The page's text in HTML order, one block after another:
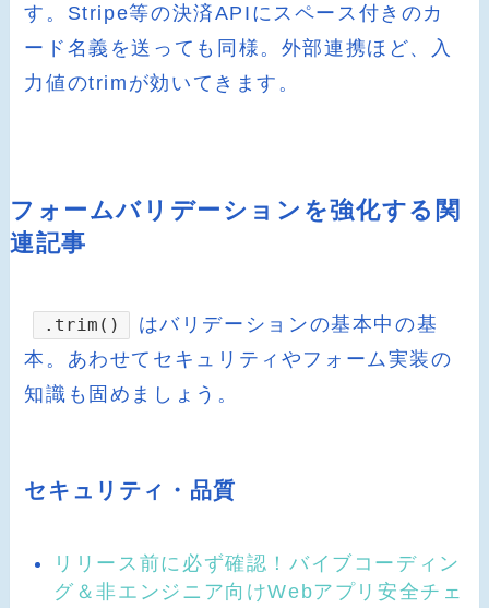
す。Stripe等の決済APIにスペース付きのカ
ード名義を送っても同様。外部連携ほど、入
力値のtrimが効いてきます。
フォームバリデーションを強化する関
連記事
.trim()
はバリデーションの基本中の基
本。あわせてセキュリティやフォーム実装の
知識も固めましょう。
セキュリティ・品質
リリース前に必ず確認！バイブコーディン
グ＆非エンジニア向けWebアプリ安全チェ